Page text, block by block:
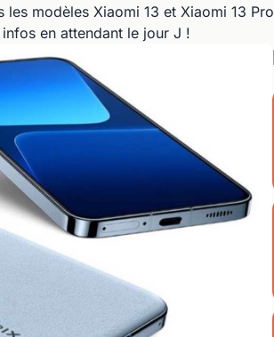
modèles Xiaomi 13 et Xiaomi 13
en attendant le jour J !